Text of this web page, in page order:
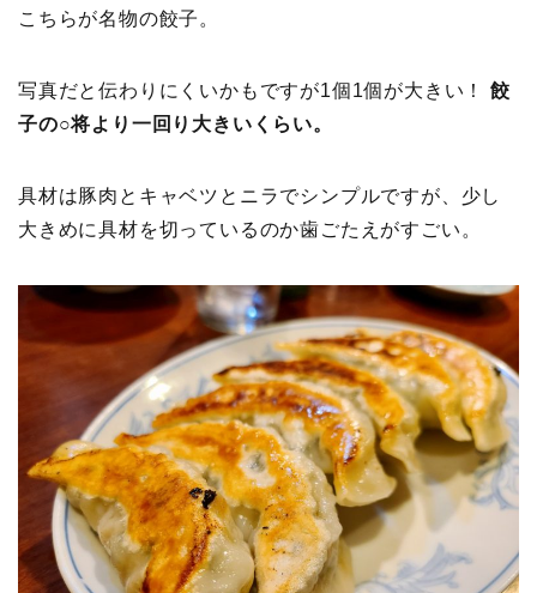
こちらが名物の餃子。
写真だと伝わりにくいかもですが1個1個が大きい！ 餃
子の○将より一回り大きいくらい。
具材は豚肉とキャベツとニラでシンプルですが、少し
大きめに具材を切っているのか歯ごたえがすごい。